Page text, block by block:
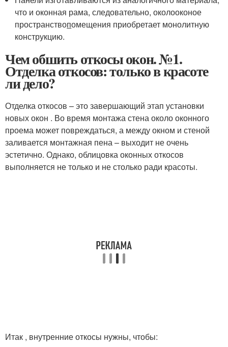
что и оконная рама, следовательно, околооконое
пространствопомещения приобретает монолитную
конструкцию.
Чем обшить откосы окон. №1.
Отделка откосов: только в красоте
ли дело?
Отделка откосов – это завершающий этап установки
новых окон . Во время монтажа стена около оконного
проема может повреждаться, а между окном и стеной
заливается монтажная пена – выходит не очень
эстетично. Однако, облицовка оконных откосов
выполняется не только и не столько ради красоты.
Итак , внутренние откосы нужны, чтобы: